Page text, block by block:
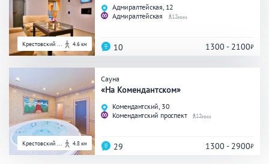
Крестовский ... 4.6 км
Адмиралтейская, 12
Адмиралтейская
12
1300 - 2100
10
Крестовский ... 4.8 км
Сауна
«На Комендантском»
Комендантский, 30
Комендантский проспект
12
1300 - 2900
29